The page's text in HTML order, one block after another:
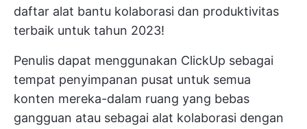
daftar alat bantu kolaborasi dan produktivitas
terbaik untuk tahun 2023!
Penulis dapat menggunakan ClickUp sebagai
tempat penyimpanan pusat untuk semua
konten mereka-dalam ruang yang bebas
gangguan atau sebagai alat kolaborasi dengan